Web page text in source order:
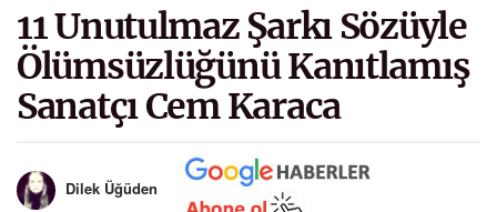
11 Unutulmaz Şarkı Sözüyle
Ölümsüzlüğünü Kanıtlamış
Sanatçı Cem Karaca
Dilek Üğüden